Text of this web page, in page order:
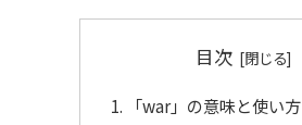
目次
「war」の意味と使い方